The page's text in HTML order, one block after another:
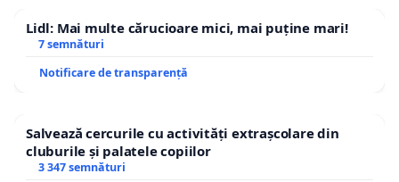
Lidl: Mai multe cărucioare mici, mai puține mari!
7 semnături
Notificare de transparență
Salvează cercurile cu activități extrașcolare din
cluburile și palatele copiilor
3 347 semnături